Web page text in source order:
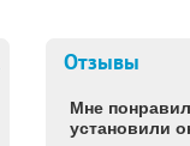
Отзывы
Мне
установили